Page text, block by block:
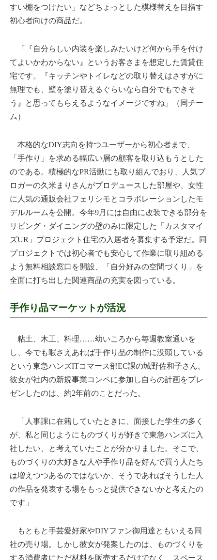
すい棚をつけたい」などちょっとした模様替えを目指す
初心者向けの商品だ。
「『自分らしい内装を楽しみたいけど何から手を付け
てよいかわからない』というお客さまを想定した賃貸住
宅です。『キッチンやトイレなどの取り替えはさすがに
無理でも、壁を塗り替えるぐらいなら自分でもできそ
う』と思ってもらえるようなイメージですね」（同チー
ム）
本格的なDIY志向を持つユーザーから初心者まで、
「手作り」を求める幅広い層の顧客を取り込もうとした
のである。積極的なPR活動にも取り組んでおり、人気ブ
ロガーの久米まりさんがプロデュースした部屋や、女性
に人気の通販会社フェリシモとコラボレーションしたモ
デルルームを公開。今年9月には自由に改装できる部分を
リビング・ダイニングの壁のみに限定した「カスタマイ
ズUR」プロジェクト住宅の入居者を募集する予定だ。同
プロジェクトでは初心者でも安心して作業に取り組める
よう無料相談窓口を開設、「自分好みの空間づくり」を
全面に打ち出した関連商品の充実を図っている。
手作り品マーケットが活況
粘土、木工、料理……幼いころから毎週教室通いを
し、今でも暇さえあれば手作り品の制作に没頭している
という東急ハンズITコマース部EC課の城野佐和子さん。
彼女が社内の新規事業コンペに参加し自らの計画をプレ
ゼンしたのは、約2年前のことだった。
「人事課に在籍していたときに、面接した学生の多く
が、私と同じようにものづくりが好きで東急ハンズに入
社したい、と考えていたことが分かりました。そこで、
ものづくりの大好きな人や手作り品を好んで買う人たち
は増えつつあるのではないか、そうであればそうした人
の作品を発表する場をもっと提供できないかと考えたの
です」
もともと手芸愛好家やDIYファン御用達ともいえる同
社の売り場。しかし彼女が発案したのは、ものづくりを
する消費者にただ材料を販売するだけでなく、スペース